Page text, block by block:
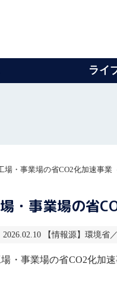
ライ
場・事業場の省CO2化加速事業
・事業場の省
【情報源】環境省
・事業場の省CO2化加